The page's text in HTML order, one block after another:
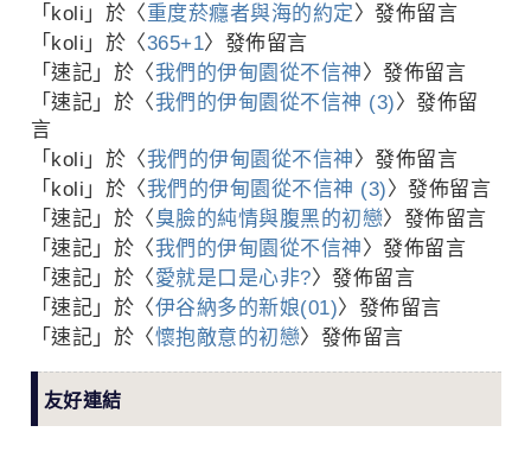
「 koli 」於〈 重度菸癮者與海的約定 〉發佈留言
「 koli 」於〈365+1〉發佈留言
「 速記 」於〈我們的伊甸園從不信神 〉發佈留言
「 速記 」於〈我們的伊甸園從不信神 (3) 〉發佈留
言
「 koli 」於〈我們的伊甸園從不信神 〉發佈留言
「 koli 」於〈我們的伊甸園從不信神 (3) 〉發佈留言
「 速記 」於〈 臭臉的純情與腹黑的初戀〉發佈留言
「 速記 」於〈我們的伊甸園從不信神 〉發佈留言
「 速記 」於〈 愛就是口是心非?〉發佈留言
「 速記 」於〈伊谷納多的新娘(01)〉發佈留言
「 速記 」於〈懷抱敵意的初戀〉發佈留言
友好連結